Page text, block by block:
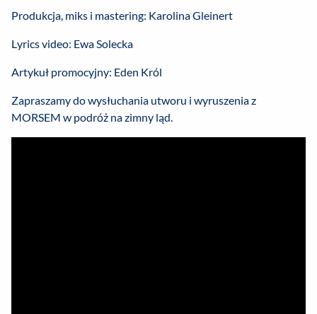
Produkcja, miks i mastering: Karolina Gleinert
Lyrics video: Ewa Solecka
Artykuł promocyjny: Eden Król
Zapraszamy do wysłuchania utworu i wyruszenia z
MORSEM w podróż na zimny ląd.